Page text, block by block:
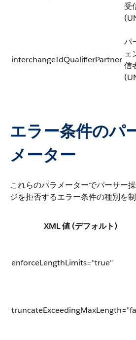
受
interchangeIdQualifierPartner
パ
ェ
信
エラー条件のパ
メーター
これらのパラメーターでパーサー
ジを拒否するエラー条件の種別を制
XML 値 (デフォルト)
enforceLengthLimits="true"